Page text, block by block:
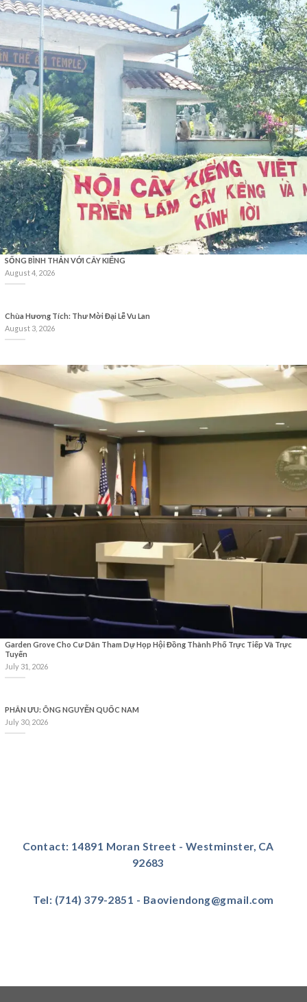
SỐNG BÌNH THẢN VỚI CÂY KIỂNG
August 4, 2026
Chùa Hương Tích: Thư Mời Đại Lễ Vu Lan
August 3, 2026
Garden Grove Cho Cư Dân Tham Dự Họp Hội Đồng Thành Phố Trực Tiếp Và Trực
Tuyến
July 31, 2026
PHÂN ƯU: ÔNG NGUYỄN QUỐC NAM
July 30, 2026
Contact: 14891 Moran Street - Westminster, CA
92683
Tel: (714) 379-2851 - Baoviendong@gmail.com